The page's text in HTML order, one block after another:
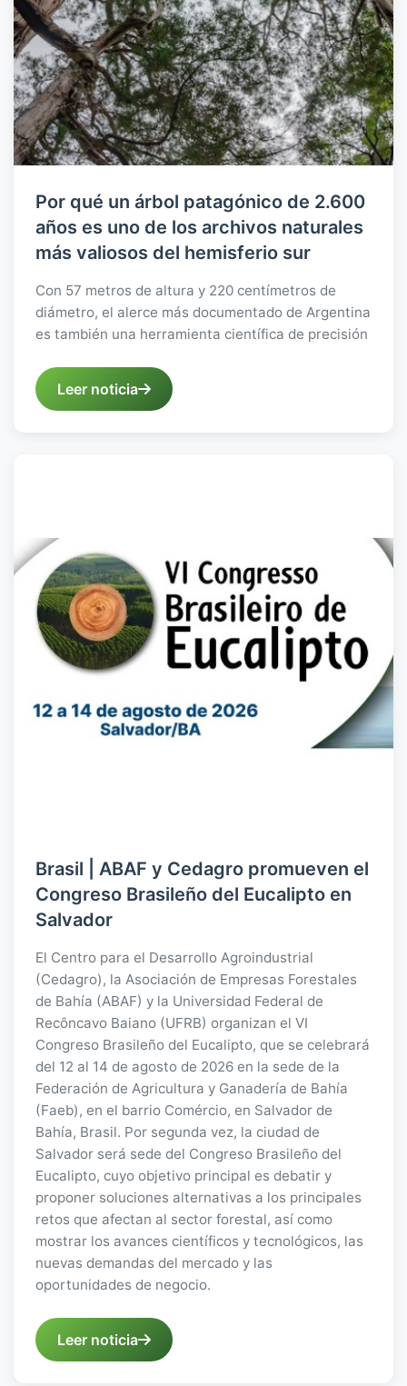
Por qué un árbol patagónico de 2.600
años es uno de los archivos naturales
más valiosos del hemisferio sur
Con 57 metros de altura y 220 centímetros de
diámetro, el alerce más documentado de Argentina
es también una herramienta científica de precisión
Leer noticia
Brasil | ABAF y Cedagro promueven el
Congreso Brasileño del Eucalipto en
Salvador
El Centro para el Desarrollo Agroindustrial
(Cedagro), la Asociación de Empresas Forestales
de Bahía (ABAF) y la Universidad Federal de
Recôncavo Baiano (UFRB) organizan el VI
Congreso Brasileño del Eucalipto, que se celebrará
del 12 al 14 de agosto de 2026 en la sede de la
Federación de Agricultura y Ganadería de Bahía
(Faeb), en el barrio Comércio, en Salvador de
Bahía, Brasil. Por segunda vez, la ciudad de
Salvador será sede del Congreso Brasileño del
Eucalipto, cuyo objetivo principal es debatir y
proponer soluciones alternativas a los principales
retos que afectan al sector forestal, así como
mostrar los avances científicos y tecnológicos, las
nuevas demandas del mercado y las
oportunidades de negocio.
Leer noticia